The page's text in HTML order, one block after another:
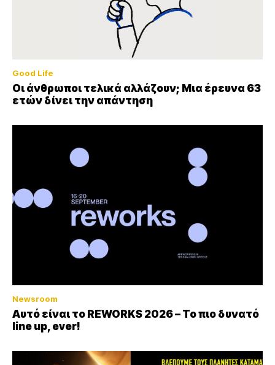
Good Life
Οι άνθρωποι τελικά αλλάζουν; Μια έρευνα 63
ετών δίνει την απάντηση
Newsroom
Αυτό είναι το REWORKS 2026 – Το πιο δυνατό
line up, ever!